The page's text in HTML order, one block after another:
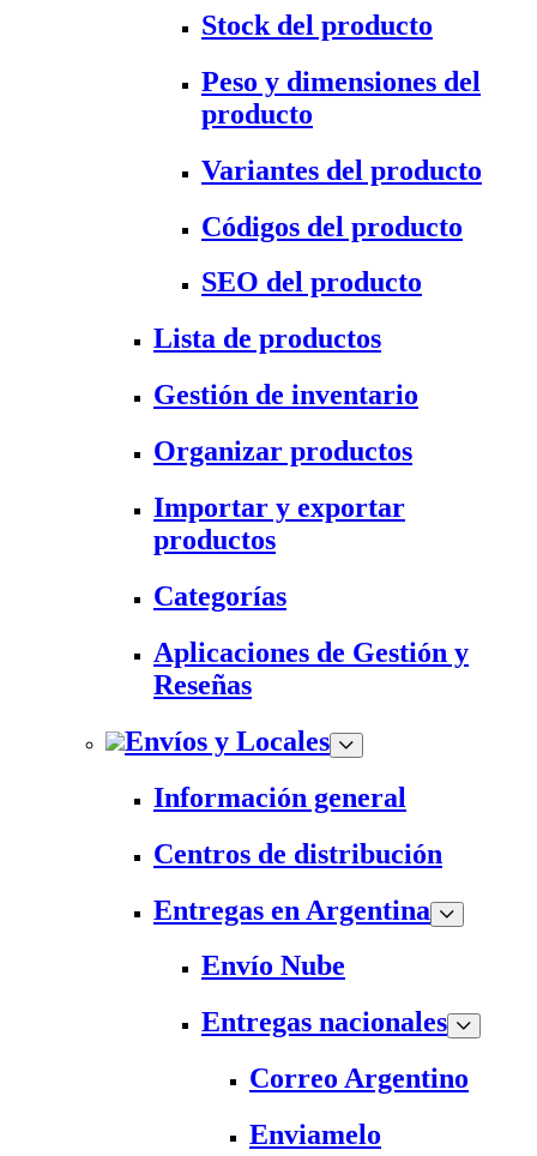
Stock del producto
Peso y dimensiones del
producto
Variantes del producto
Códigos del producto
SEO del producto
Lista de productos
Gestión de inventario
Organizar productos
Importar y exportar
productos
Categorías
Aplicaciones de Gestión y
Reseñas
Envíos y Locales
Información general
Centros de distribución
Entregas en Argentina
Envío Nube
Entregas nacionales
Correo Argentino
Enviamelo